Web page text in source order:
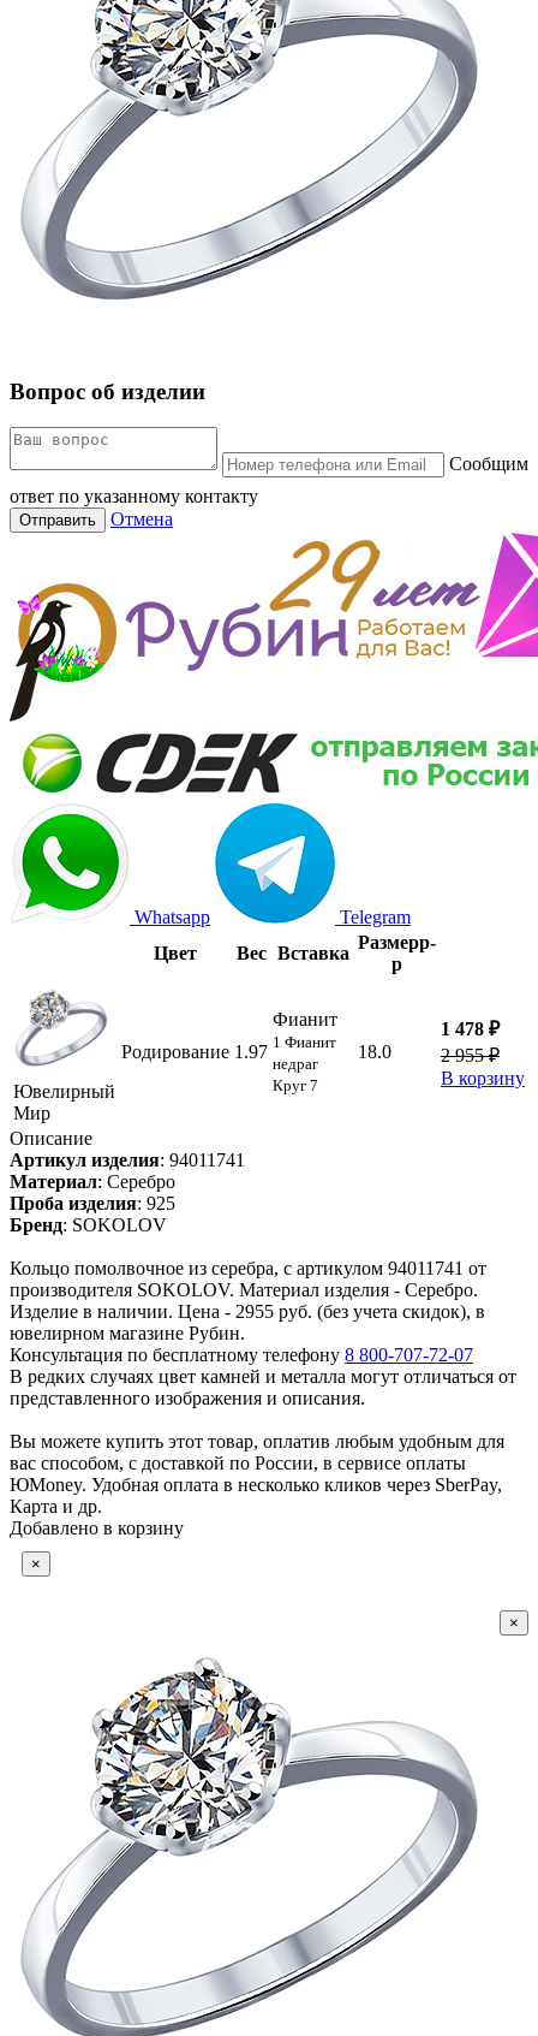
Вопрос об изделии
Сообщим
ответ по указанному контакту
Отправить Отмена
Whatsapp
Telegram
Цвет
Вес Вставка
Размерр-
р
Ювелирный
Мир
Родирование 1.97
Фианит
1 Фианит
недраг
Круг 7
18.0
1 478 ₽
2 955 ₽
В корзину
Описание
Артикул изделия: 94011741
Материал: Серебро
Проба изделия: 925
Бренд: SOKOLOV
Кольцо помолвочное из серебра, с артикулом 94011741 от
производителя SOKOLOV. Материал изделия - Серебро.
Изделие в наличии. Цена - 2955 руб. (без учета скидок), в
ювелирном магазине Рубин.
Консультация по бесплатному телефону 8 800-707-72-07
В редких случаях цвет камней и металла могут отличаться от
представленного изображения и описания.
Вы можете купить этот товар, оплатив любым удобным для
вас способом, с доставкой по России, в сервисе оплаты
ЮMoney. Удобная оплата в несколько кликов через SberPay,
Карта и др.
Добавлено в корзину
×
×